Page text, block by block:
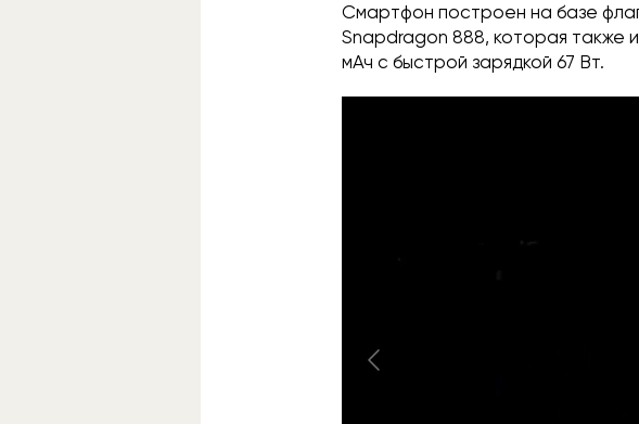
Смартфон построен на базе
Snapdragon 888, которая также
мАч с быстрой зарядкой 67 Вт.